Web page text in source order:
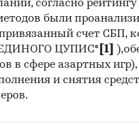
согласно
были
счет СБП,
ЦУПИС* [1]
в сфере азартных
и снятия